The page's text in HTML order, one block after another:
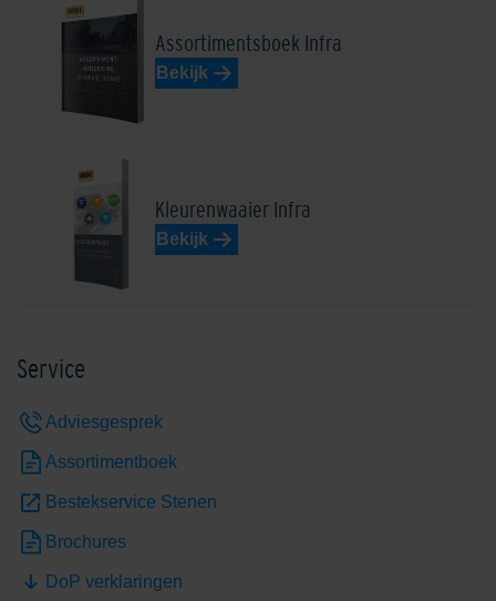
Assortimentsboek Infra
Bekijk
Kleurenwaaier Infra
Bekijk
Service
Adviesgesprek
Assortimentboek
Bestekservice Stenen
Brochures
DoP verklaringen